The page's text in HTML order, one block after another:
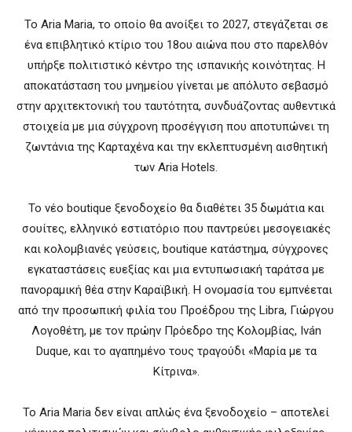
Το Aria Maria, το οποίο θα ανοίξει το 2027, στεγάζεται σε
ένα επιβλητικό κτίριο του 18ου αιώνα που στο παρελθόν
υπήρξε πολιτιστικό κέντρο της ισπανικής κοινότητας. Η
αποκατάσταση του μνημείου γίνεται με απόλυτο σεβασμό
στην αρχιτεκτονική του ταυτότητα, συνδυάζοντας αυθεντικά
στοιχεία με μια σύγχρονη προσέγγιση που αποτυπώνει τη
ζωντάνια της Καρταχένα και την εκλεπτυσμένη αισθητική
των Aria Hotels.
Το νέο boutique ξενοδοχείο θα διαθέτει 35 δωμάτια και
σουίτες, ελληνικό εστιατόριο που παντρεύει μεσογειακές
και κολομβιανές γεύσεις, boutique κατάστημα, σύγχρονες
εγκαταστάσεις ευεξίας και μια εντυπωσιακή ταράτσα με
πανοραμική θέα στην Καραϊβική. Η ονομασία του εμπνέεται
από την προσωπική φιλία του Προέδρου της Libra, Γιώργου
Λογοθέτη, με τον πρώην Πρόεδρο της Κολομβίας, Iván
Duque, και το αγαπημένο τους τραγούδι «Μαρία με τα
Κίτρινα».
Το Aria Maria δεν είναι απλώς ένα ξενοδοχείο – αποτελεί